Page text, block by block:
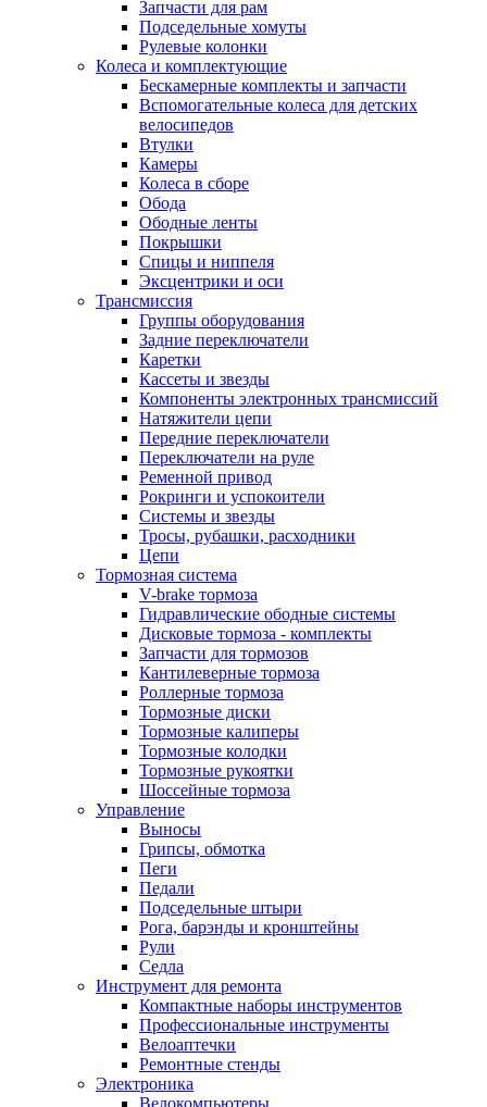
Запчасти для рам
Подседельные хомуты
Рулевые колонки
Колеса и комплектующие
Бескамерные комплекты и запчасти
Вспомогательные колеса для детских
велосипедов
Втулки
Камеры
Колеса в сборе
Обода
Ободные ленты
Покрышки
Спицы и ниппеля
Эксцентрики и оси
Трансмиссия
Группы оборудования
Задние переключатели
Каретки
Кассеты и звезды
Компоненты электронных трансмиссий
Натяжители цепи
Передние переключатели
Переключатели на руле
Ременной привод
Рокринги и успокоители
Системы и звезды
Тросы, рубашки, расходники
Цепи
Тормозная система
V-brake тормоза
Гидравлические ободные системы
Дисковые тормоза - комплекты
Запчасти для тормозов
Кантилеверные тормоза
Роллерные тормоза
Тормозные диски
Тормозные калиперы
Тормозные колодки
Тормозные рукоятки
Шоссейные тормоза
Управление
Выносы
Грипсы, обмотка
Пеги
Педали
Подседельные штыри
Рога, барэнды и кронштейны
Рули
Седла
Инструмент для ремонта
Компактные наборы инструментов
Профессиональные инструменты
Велоаптечки
Ремонтные стенды
Электроника
Велокомпьютеры